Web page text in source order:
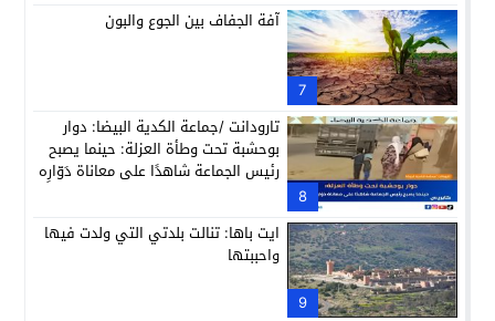
7
آفة الجفاف بين الجوع والبون
8
تارودانت /جماعة الكدية البيضا: دوار
بوحشبة تحت وطأة العزلة: حينما يصبح
رئيس الجماعة شاهدًا على معاناة دَوّارِه
9
ايت باها: تنالت بلدتي التي ولدت فيها
واحببتها